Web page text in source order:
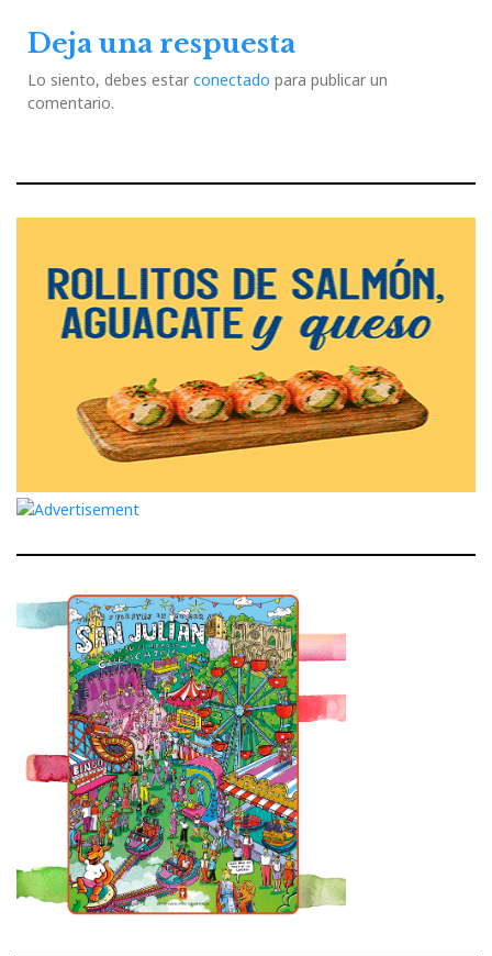
Deja una respuesta
Lo siento, debes estar conectado para publicar un
comentario.